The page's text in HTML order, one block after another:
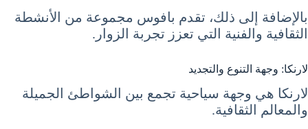
بالإضافة إلى ذلك، تقدم بافوس مجموعة من الأنشطة
الثقافية والفنية التي تعزز تجربة الزوار.
لارنكا: وجهة التنوع والتجديد
لارنكا هي وجهة سياحية تجمع بين الشواطئ الجميلة
والمعالم الثقافية.